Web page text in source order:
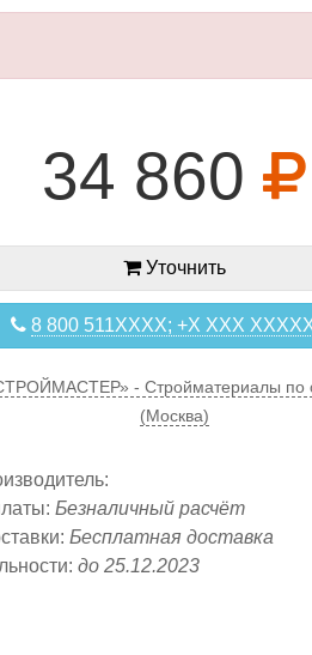
34 860
Уточнить
8 800 511XXXX; +X XXX
- Стройматериалы по
(Москва)
Безналичный расчёт
Бесплатная доставка
до 25.12.2023